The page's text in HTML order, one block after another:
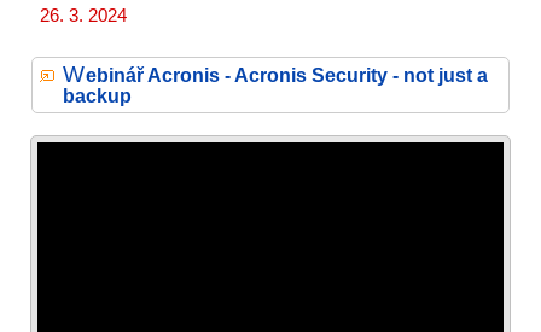
26. 3. 2024
Webinář Acronis - Acronis Security - not just a
backup